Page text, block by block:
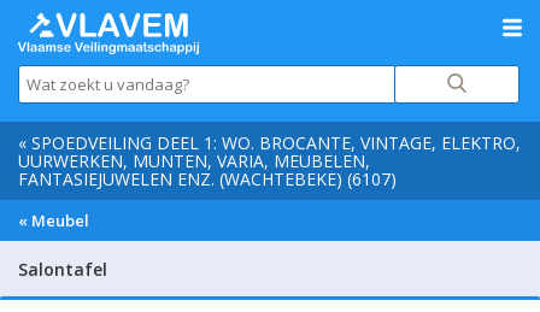
« SPOEDVEILING DEEL 1: WO. BROCANTE, VINTAGE, ELEKTRO,
UURWERKEN, MUNTEN, VARIA, MEUBELEN,
FANTASIEJUWELEN ENZ. (WACHTEBEKE) (6107)
« Meubel
Salontafel